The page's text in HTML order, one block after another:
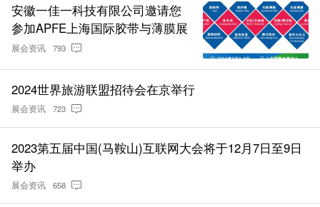
安徽一佳一科技有限公司邀请您
参加APFE上海国际胶带与薄膜展
展会资讯 793
2024世界旅游联盟招待会在京举行
展会资讯 723
2023第五届中国(马鞍山)互联网大会将于12月7日至9日
举办
展会资讯 658